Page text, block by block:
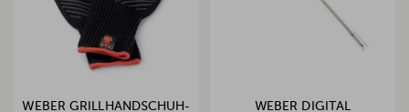
WEBER GRILLHANDSCHUH-
WEBER DIGITAL